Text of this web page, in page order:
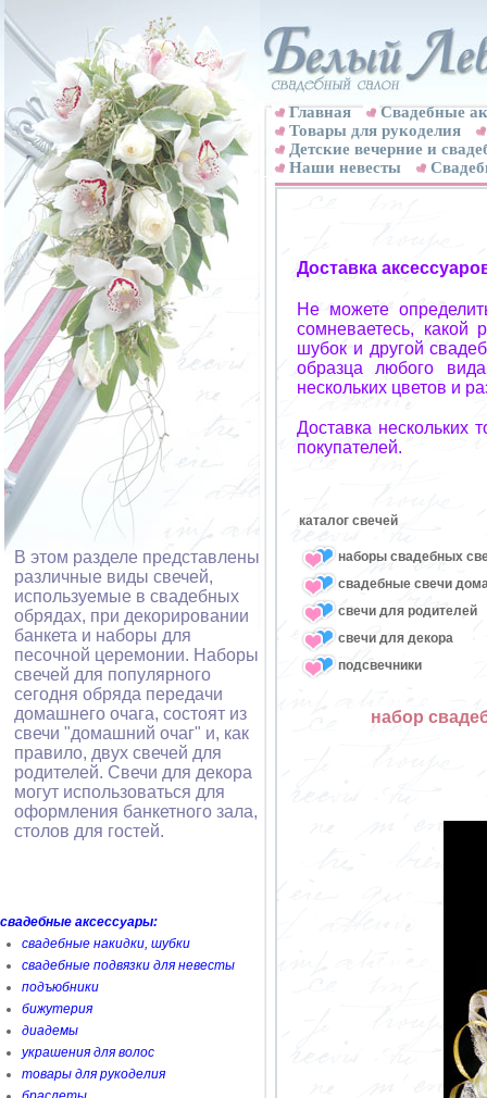
В этом разделе представлены
различные виды свечей,
используемые в свадебных
обрядах, при декорировании
банкета и наборы для
песочной церемонии. Наборы
свечей для популярного
сегодня обряда передачи
домашнего очага, состоят из
свечи "домашний очаг" и, как
правило, двух свечей для
родителей. Свечи для декора
могут использоваться для
оформления банкетного зала,
столов для гостей.
свадебные аксессуары:
свадебные накидки, шубки
свадебные подвязки для невесты
подъюбники
бижутерия
диадемы
украшения для волос
товары для рукоделия
Главная
Свадебные
Товары для рукоделия
Детские вечерние и
Наши невесты
Доставка
Не можете
сомневаетесь, какой
шубок и другой
образца любого
нескольких цветов и
Доставка нескольких
покупателей.
каталог свечей
наборы свадебных
свадебные свечи
свечи для родителей
свечи для декора
подсвечники
набор